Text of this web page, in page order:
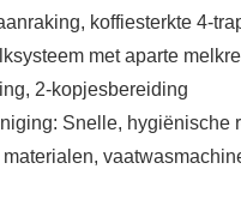
koffiesterkte 4-
met aparte
2-kopjesbereiding
Snelle, hygiënische